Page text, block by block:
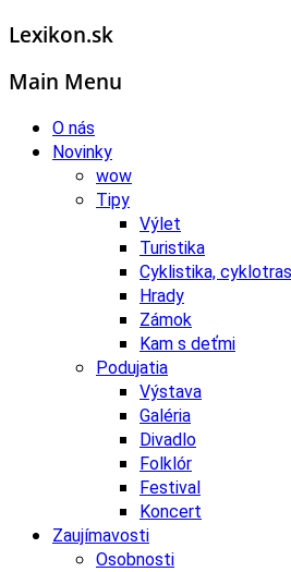
Lexikon.sk
Main Menu
O nás
Novinky
wow
Tipy
Výlet
Turistika
Cyklistika,
Hrady
Zámok
Kam s deťmi
Podujatia
Výstava
Galéria
Divadlo
Folklór
Festival
Koncert
Zaujímavosti
Osobnosti